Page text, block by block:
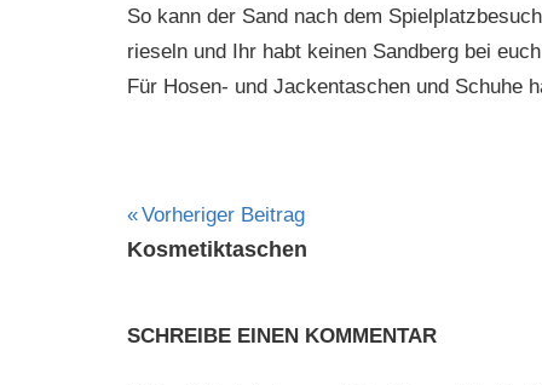
So kann der Sand nach dem
rieseln und Ihr habt keinen Sandberg bei
Für Hosen- und Jackentaschen und Schuhe
Beitragsnavigation
Vorheriger Beitrag
Kosmetiktaschen
SCHREIBE EINEN KOMMENTAR